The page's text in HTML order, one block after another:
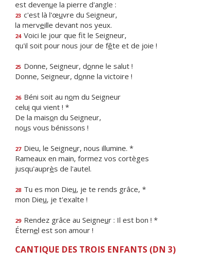
est devenue la pierre d'angle :
23 c'est là l'œuvre du Seigneur,
la merveille devant nos yeux.
24 Voici le jour que ft le Seigneur,
qu'il soit pour nous jour de fête et de joie !
25 Donne, Seigneur, donne le salut !
Donne, Seigneur, donne la victoire !
26 Béni soit au nom du Seigneur
celui qui vient ! *
De la maison du Seigneur,
nous vous bénissons !
27 Dieu, le Seigneur, nous illumine. *
Rameaux en main, formez vos cortèges
jusqu'auprès de l'autel.
28 Tu es mon Dieu, je te rends grâce, *
mon Dieu, je t'exalte !
29 Rendez grâce au Seigneur : Il est bon ! *
Éternel est son amour !
CANTIQUE DES TROIS ENFANTS (DN 3)